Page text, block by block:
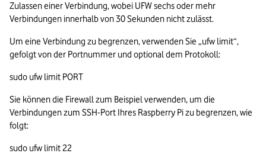
Zulassen einer Verbindung, wobei UFW sechs oder mehr
Verbindungen innerhalb von 30 Sekunden nicht zulässt.
Um eine Verbindung zu begrenzen, verwenden Sie „ufw limit“,
gefolgt von der Portnummer und optional dem Protokoll:
sudo ufw limit PORT
Sie können die Firewall zum Beispiel verwenden, um die
Verbindungen zum SSH-Port Ihres Raspberry Pi zu begrenzen, wie
folgt:
sudo ufw limit 22